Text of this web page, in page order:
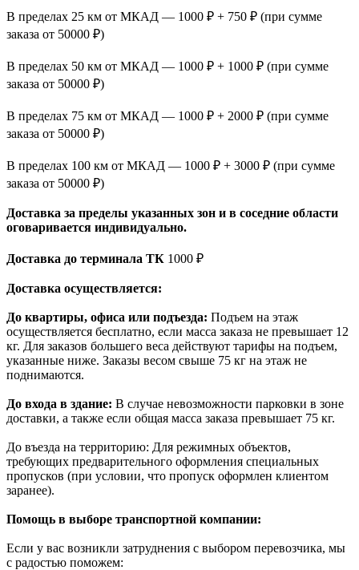
В пределах 25 км от МКАД — 1000 ₽ + 750 ₽ (при сумме
заказа от 50000 ₽)
В пределах 50 км от МКАД — 1000 ₽ + 1000 ₽ (при сумме
заказа от 50000 ₽)
В пределах 75 км от МКАД — 1000 ₽ + 2000 ₽ (при сумме
заказа от 50000 ₽)
В пределах 100 км от МКАД — 1000 ₽ + 3000 ₽ (при сумме
заказа от 50000 ₽)
Доставка за пределы указанных зон и в соседние области
оговаривается индивидуально.
Доставка до терминала ТК 1000 ₽
Доставка осуществляется:
До квартиры, офиса или подъезда: Подъем на этаж
осуществляется бесплатно, если масса заказа не превышает 12
кг. Для заказов большего веса действуют тарифы на подъем,
указанные ниже. Заказы весом свыше 75 кг на этаж не
поднимаются.
До входа в здание: В случае невозможности парковки в зоне
доставки, а также если общая масса заказа превышает 75 кг.
До въезда на территорию: Для режимных объектов,
требующих предварительного оформления специальных
пропусков (при условии, что пропуск оформлен клиентом
заранее).
Помощь в выборе транспортной компании:
Если у вас возникли затруднения с выбором перевозчика, мы
с радостью поможем: